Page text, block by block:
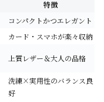
特徴
コンパクトかつエレガント
カード・スマホが楽々収納
上質レザー＆大人の品格
洗練×実用性のバランス良
好